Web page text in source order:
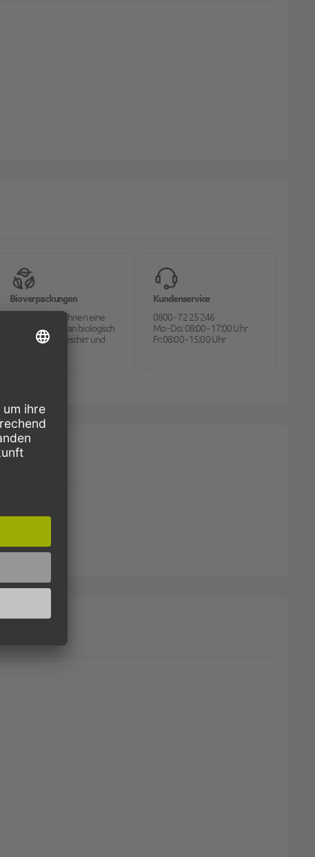
Bioverpackungen
Pack2go bietet Ihnen eine
große Auswahl an biologisch
abbaubarem Geschirr und
Kundenservice
0800 - 72 25 246
Mo - Do: 08:00 - 17:00 Uhr
Fr: 08:00 - 15:00 Uhr